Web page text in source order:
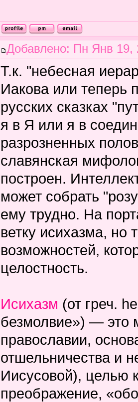
Добавлено: Пн Янв 19,
Т.к. "небесная
Иакова или теперь
русских сказках
я в Я или я в
разрозненных
славянская
построен.
может собрать
ему трудно. На
ветку исихазма, но
возможностей,
целостность.
Исихазм (от греч.
безмолвие») — это
православии,
отшельничества и
Иисусовой), целью
преображение,